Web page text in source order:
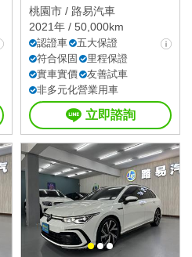
桃園市 / 路易汽車
2021年 / 50,000km
認證車
五大保證
符合保固
里程保證
實車實價
友善試車
非多元化營業用車
立即諮詢